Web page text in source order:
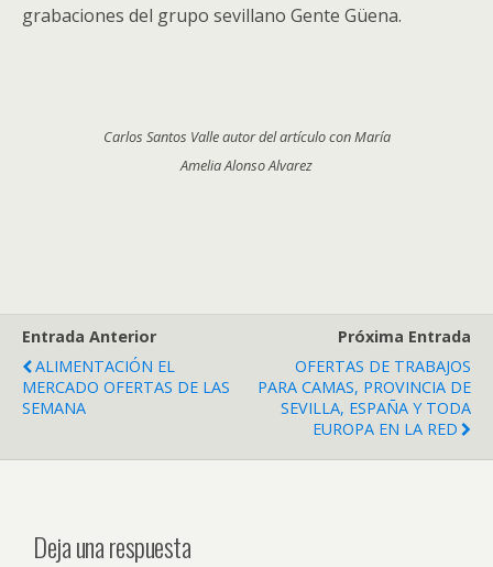
grabaciones del grupo sevillano Gente Güena.
Carlos Santos Valle autor del artículo con María
Amelia Alonso Alvarez
Entrada Anterior
ALIMENTACIÓN EL
MERCADO OFERTAS DE LAS
SEMANA
Próxima Entrada
OFERTAS DE TRABAJOS
PARA CAMAS, PROVINCIA DE
SEVILLA, ESPAÑA Y TODA
EUROPA EN LA RED
Deja una respuesta